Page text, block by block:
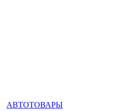
АВТОТОВАРЫ